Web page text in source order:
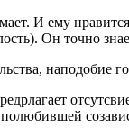
И ему
Он точно
наподобие
полюбившей